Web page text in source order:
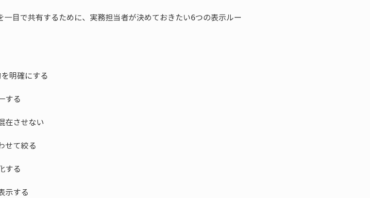
目で共有するために、実務担当者が決めておきたい6つの表示ルー